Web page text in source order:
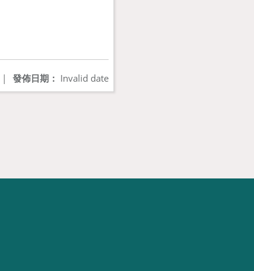
發佈日期： Invalid date
|